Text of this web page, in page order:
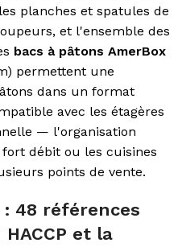
planches et spatules de
et l'ensemble des
bacs à pâtons AmerBox
permettent une
dans un format
avec les étagères
— l'organisation
débit ou les cuisines
points de vente.
: 48 références
et la